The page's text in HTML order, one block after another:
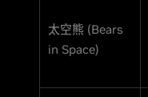
太空熊 (Bears
in Space)